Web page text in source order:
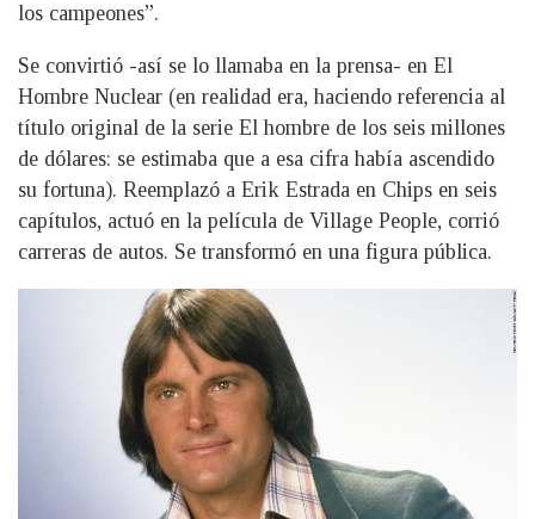
los campeones”.
Se convirtió -así se lo llamaba en la prensa- en El
Hombre Nuclear (en realidad era, haciendo referencia al
título original de la serie El hombre de los seis millones
de dólares: se estimaba que a esa cifra había ascendido
su fortuna). Reemplazó a Erik Estrada en Chips en seis
capítulos, actuó en la película de Village People, corrió
carreras de autos. Se transformó en una figura pública.